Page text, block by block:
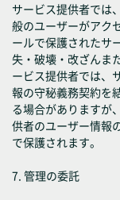
サービス提供者では
般のユーザーがアク
ールで保護されたサ
失・破壊・改ざんま
ービス提供者では、
報の守秘義務契約を
る場合がありますが
供者のユーザー情報
で保護されます。
7. 管理の委託